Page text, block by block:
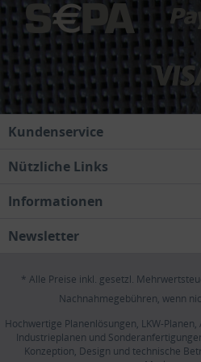
Kundenservice
Nützliche Links
Informationen
Newsletter
* Alle Preise inkl. gesetzl.
Nachnahmegebühren, wenn
Hochwertige Planenlösungen, LKW-
Industrieplanen und
Konzeption, Design und technische